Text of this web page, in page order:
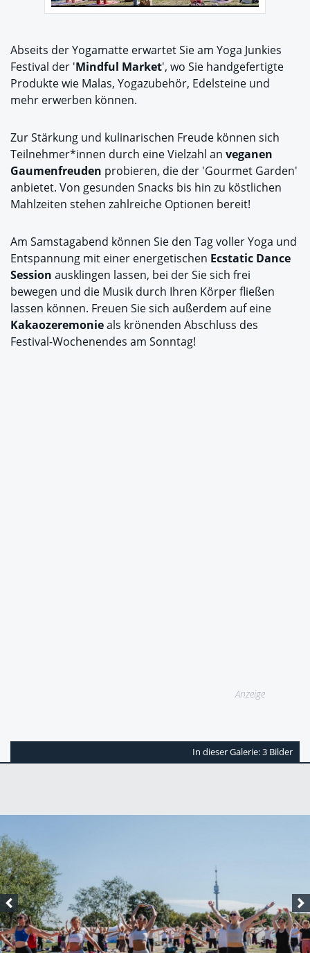
Abseits der Yogamatte erwartet Sie am Yoga Junkies
Festival der 'Mindful Market', wo Sie handgefertigte
Produkte wie Malas, Yogazubehör, Edelsteine und
mehr erwerben können.
Zur Stärkung und kulinarischen Freude können sich
Teilnehmer*innen durch eine Vielzahl an veganen
Gaumenfreuden probieren, die der 'Gourmet Garden'
anbietet. Von gesunden Snacks bis hin zu köstlichen
Mahlzeiten stehen zahlreiche Optionen bereit!
Am Samstagabend können Sie den Tag voller Yoga und
Entspannung mit einer energetischen Ecstatic Dance
Session ausklingen lassen, bei der Sie sich frei
bewegen und die Musik durch Ihren Körper fließen
lassen können. Freuen Sie sich außerdem auf eine
Kakaozeremonieals krönenden Abschluss des
Festival-Wochenendes am Sonntag!
Anzeige
In dieser Galerie: 3 Bilder